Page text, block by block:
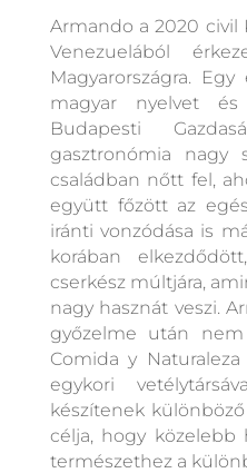
Armando a 2020 civil
Venezuelából
Magyarországra.
magyar nyelvet
Budapesti
gasztronómia nagy
családban nőtt fel,
együtt főzött az
iránti vonzódása is
korában
cserkész múltjára,
nagy hasznát veszi.
győzelme után
Comida y
egykori
készítenek
célja, hogy közelebb
természethez a